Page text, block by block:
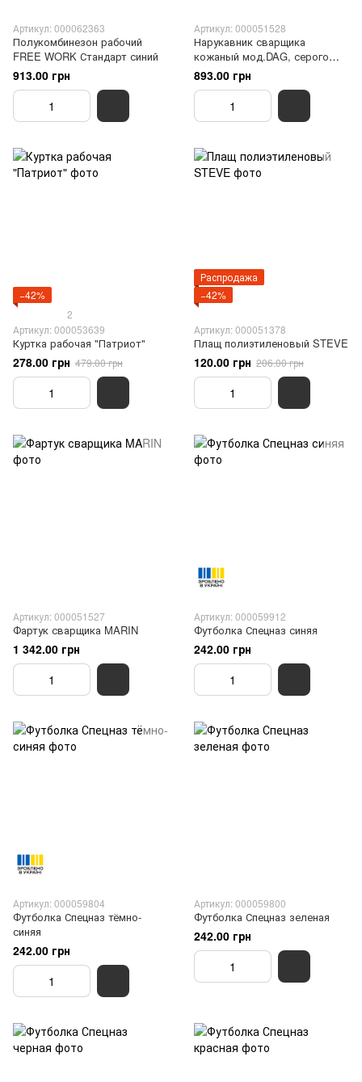
Артикул: 000062363
Полукомбинезон рабочий
FREE WORK Стандарт синий
913.00 грн
Артикул: 000051528
Нарукавник сварщика
кожаный мод.DAG, серого
цвета
893.00 грн
−42%
2
Артикул: 000053639
Куртка рабочая "Патриот"
278.00 грн 479.00 грн
Распродажа
−42%
Артикул: 000051378
Плащ полиэтиленовый STEVE
120.00 грн 206.00 грн
Артикул: 000051527
Фартук сварщика MARIN
1 342.00 грн
Артикул: 000059912
Футболка Спецназ синяя
242.00 грн
Артикул: 000059804
Футболка Спецназ тёмно-
синяя
242.00 грн
Артикул: 000059800
Футболка Спецназ зеленая
242.00 грн